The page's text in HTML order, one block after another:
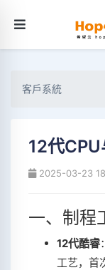
客戶系統
12代
2025-03-23
一、制程
12代酷睿
工艺，首